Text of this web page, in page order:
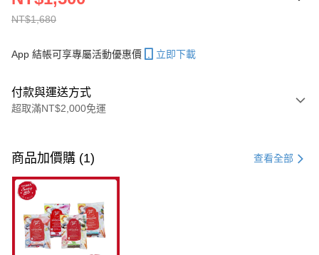
NT$1,680
App 結帳可享專屬活動優惠價 立即下載
付款與運送方式
超取滿NT$2,000免運
信用卡一次付款
超商取貨付款
LINE Pay
Apple Pay
商品加價購 (1) 查看全部